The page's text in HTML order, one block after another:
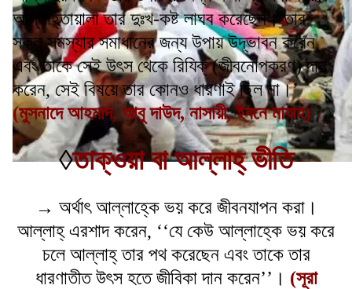
আল্লাহ্তায়ালা তার দুঃখ-কষ্ট লাঘব করেছেন। তার
সকল সমস্যার সমাধানের জন্য উপায় উদ্ভাবন করেন
এবং তাকে সেই উৎস থেকে রিযিক্ (জীবনোপকরণ) দান
করেন, সেই বিষয়ে তার কোনও ধারণাই ছিল না।’
(মুসনাদে আহমাদ, আবু দাউদ, নাসায়ী, ইবনে মাযাহ)
◊তাক্ওয়া বা আল্লাহ্ ভীতি
→ অর্থাৎ আল্লাহ্কে ভয় করে জীবনযাপন করা।
আল্লাহ্ এরশাদ করেন, ‘‘যে কেউ আল্লাহ্কে ভয় করে
চলে আল্লাহ্ তার পথ করেছেন এবং তাকে তার
ধারণাতীত উৎস হতে জীবিকা দান করেন’’। (সূরা